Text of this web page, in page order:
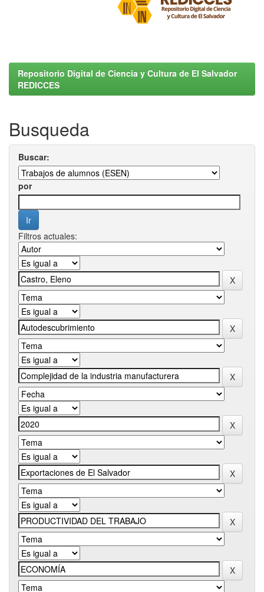
Repositorio Digital de Ciencia y Cultura de El Salvador
REDICCES
Busqueda
Buscar:
por
Filtros actuales: